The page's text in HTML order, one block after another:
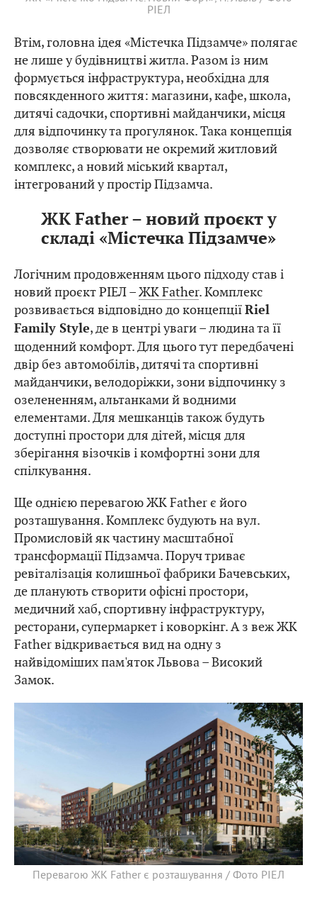
РІЕЛ
Втім, головна ідея «Містечка Підзамче» полягає
не лише у будівництві житла. Разом із ним
формується інфраструктура, необхідна для
повсякденного життя: магазини, кафе, школа,
дитячі садочки, спортивні майданчики, місця
для відпочинку та прогулянок. Така концепція
дозволяє створювати не окремий житловий
комплекс, а новий міський квартал,
інтегрований у простір Підзамча.
ЖК Father – новий проєкт у
складі «Містечка Підзамче»
Логічним продовженням цього підходу став і
новий проєкт РІЕЛ –ЖК Father. Комплекс
розвивається відповідно до концепціїRiel
Family Style, де в центрі уваги – людина та її
щоденний комфорт. Для цього тут передбачені
двір без автомобілів, дитячі та спортивні
майданчики, велодоріжки, зони відпочинку з
озелененням, альтанками й водними
елементами. Для мешканців також будуть
доступні простори для дітей, місця для
зберігання візочків і комфортні зони для
спілкування.
Ще однією перевагою ЖК Father є його
розташування. Комплекс будують на вул.
Промисловій як частину масштабної
трансформації Підзамча. Поруч триває
ревіталізація колишньої фабрики Бачевських,
де планують створити офісні простори,
медичний хаб, спортивну інфраструктуру,
ресторани, супермаркет і коворкінг. А з веж ЖК
Father відкривається вид на одну з
найвідоміших пам'яток Львова – Високий
Замок.
Перевагою ЖК Father є розташування / Фото РІЕЛ